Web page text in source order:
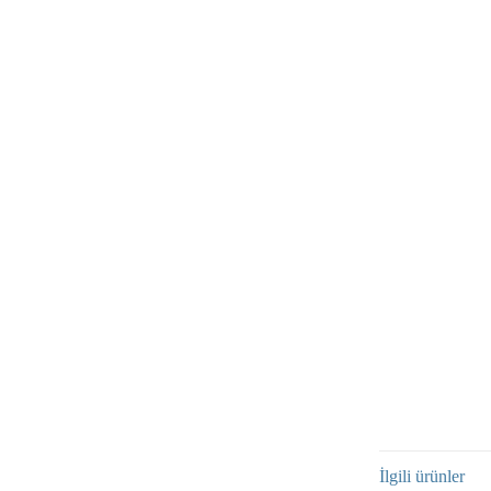
İlgili ürünler